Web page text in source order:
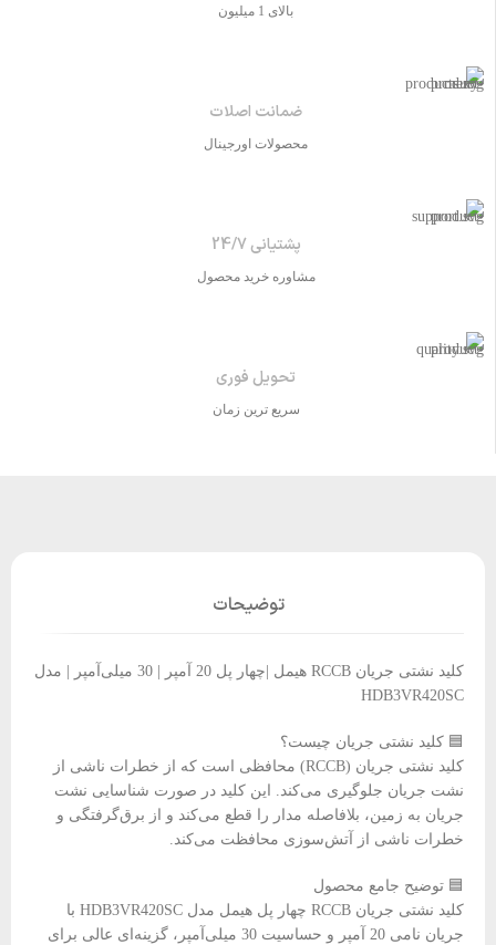
بالای 1 میلیون
ضمانت اصلات
محصولات اورجینال
پشتیانی 24/7
مشاوره خرید محصول
تحویل فوری
سریع ترین زمان
توضیحات
کلید نشتی جریان RCCB هیمل |چهار پل 20 آمپر | 30 میلی‌آمپر | مدل
HDB3VR420SC
🟦 کلید نشتی جریان چیست؟
کلید نشتی جریان (RCCB) محافظی است که از خطرات ناشی از
نشت جریان جلوگیری می‌کند. این کلید در صورت شناسایی نشت
جریان به زمین، بلافاصله مدار را قطع می‌کند و از برق‌گرفتگی و
خطرات ناشی از آتش‌سوزی محافظت می‌کند.
🟦 توضیح جامع محصول
کلید نشتی جریان RCCB چهار پل هیمل مدل HDB3VR420SC با
جریان نامی 20 آمپر و حساسیت 30 میلی‌آمپر، گزینه‌ای عالی برای